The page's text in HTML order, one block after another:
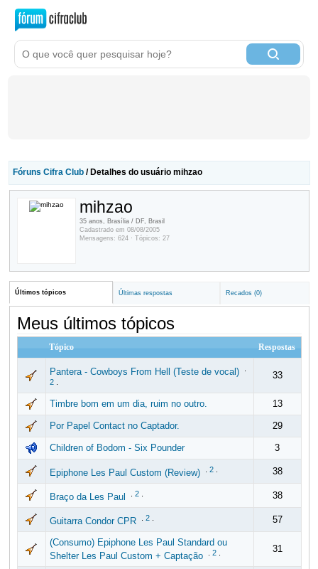
Fóruns Cifra Club/ Detalhes do usuário mihzao
mihzao
35 anos, Brasília / DF, Brasil
Cadastrado em 08/08/2005
Mensagens: 624 · Tópicos: 27
Últimos tópicos Últimas respostas Recados (0)
Meus últimos tópicos
Tópico Respostas
Pantera - Cowboys From Hell (Teste de vocal)
2.
33
Timbre bom em um dia, ruim no outro. 13
Por Papel Contact no Captador. 29
Children of Bodom - Six Pounder 3
Epiphone Les Paul Custom (Review) 2. 38
Braço da Les Paul 2. 38
Guitarra Condor CPR 2. 57
(Consumo) Epiphone Les Paul Standard ou
Shelter Les Paul Custom + Captação
2. 31